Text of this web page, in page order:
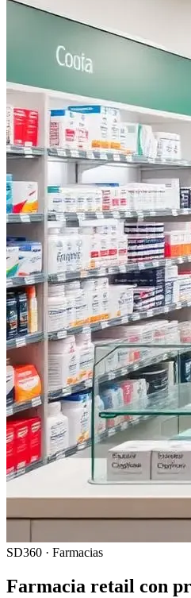
SD360 · Farmacias
Farmacia retail con